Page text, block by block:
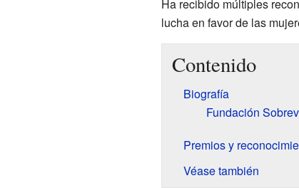
Ha recibido múltiples
lucha en favor de las
Contenido
Biografía
Fundación
Premios y
Véase también